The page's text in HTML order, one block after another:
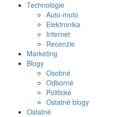
Technológie
Auto-moto
Elektronika
Internet
Recenzie
Marketing
Blogy
Osobné
Odborné
Politické
Ostatné blogy
Ostatné